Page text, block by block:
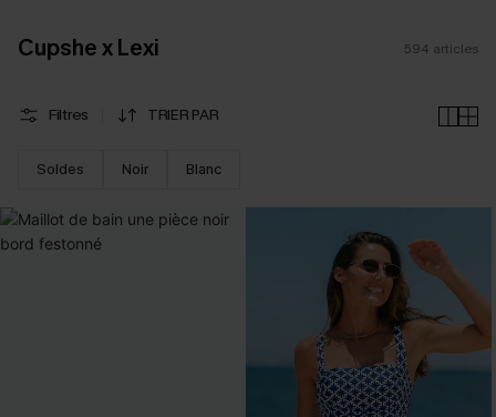
Cupshe x Lexi 594 articles
Filtres TRIER PAR
Soldes Noir Blanc